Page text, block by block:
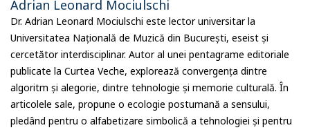
Adrian Leonard Mociulschi
Dr. Adrian Leonard Mociulschi este lector universitar la
Universitatea Națională de Muzică din București, eseist și
cercetător interdisciplinar. Autor al unei pentagrame editoriale
publicate la Curtea Veche, explorează convergența dintre
algoritm și alegorie, dintre tehnologie și memorie culturală. În
articolele sale, propune o ecologie postumană a sensului,
pledând pentru o alfabetizare simbolică a tehnologiei și pentru